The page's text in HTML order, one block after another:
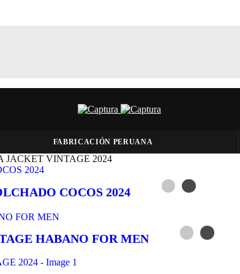
FABRICACIÓN PERUANA
JACKET VINTAGE 2024
COCOS 2024
HABANO FOR MEN